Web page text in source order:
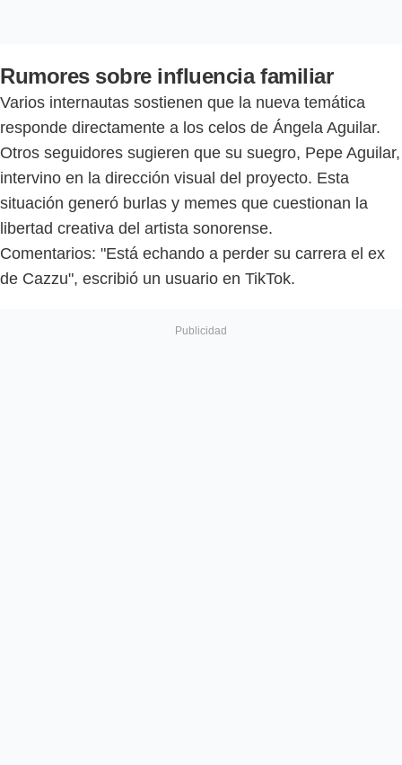
Rumores sobre influencia familiar
Varios internautas sostienen que la nueva temática
responde directamente a los celos de Ángela Aguilar.
Otros seguidores sugieren que su suegro, Pepe Aguilar,
intervino en la dirección visual del proyecto. Esta
situación generó burlas y memes que cuestionan la
libertad creativa del artista sonorense.
Comentarios: "Está echando a perder su carrera el ex
de Cazzu", escribió un usuario en TikTok.